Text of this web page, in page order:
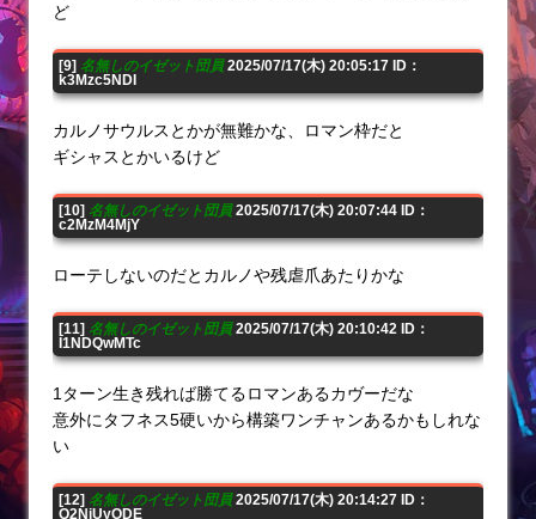
ど
[9] 名無しのイゼット団員2025/07/17(木) 20:05:17 ID：
k3Mzc5NDI
カルノサウルスとかが無難かな、ロマン枠だと
ギシャスとかいるけど
[10] 名無しのイゼット団員2025/07/17(木) 20:07:44 ID：
c2MzM4MjY
ローテしないのだとカルノや残虐爪あたりかな
[11] 名無しのイゼット団員2025/07/17(木) 20:10:42 ID：
I1NDQwMTc
1ターン生き残れば勝てるロマンあるカヴーだな
意外にタフネス5硬いから構築ワンチャンあるかもしれな
い
[12] 名無しのイゼット団員2025/07/17(木) 20:14:27 ID：
Q2NjUyODE